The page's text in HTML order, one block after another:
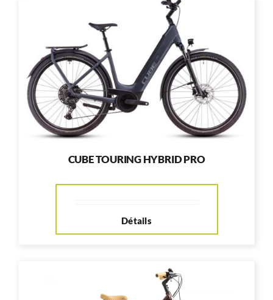
CUBE TOURING HYBRID PRO
Détails